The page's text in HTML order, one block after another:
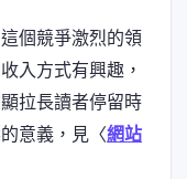
個競爭激烈的領
入方式有興趣，
拉長讀者停留時
意義，見〈網站